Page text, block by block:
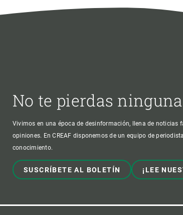
No te pierdas
Vivimos en una época de desinformación, llena de noticias
opiniones. En CREAF disponemos de un equipo de
conocimiento.
SUSCRÍBETE AL BOLETÍN ¡LEE